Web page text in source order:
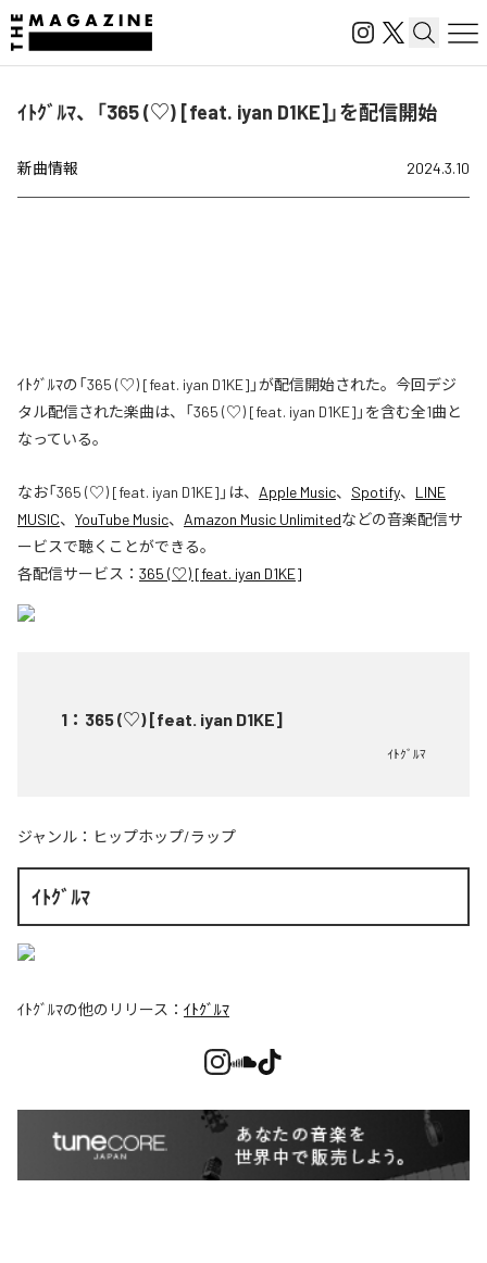
ｲﾄｸﾞﾙﾏ、「365 (♡) [feat. iyan D1KE]」を配信開始
新曲情報 2024.3.10
ｲﾄｸﾞﾙﾏの「365 (♡) [feat. iyan D1KE]」が配信開始された。今回デジ
タル配信された楽曲は、「365 (♡) [feat. iyan D1KE]」を含む全1曲と
なっている。
なお「365 (♡) [feat. iyan D1KE] 」は、 Apple Music、 Spotify、 LINE
MUSIC、 YouTube Music、 Amazon Music Unlimitedなどの音楽配信サ
ービスで聴くことができる。
各配信サービス： 365 (♡) [feat. iyan D1KE]
1 ： 365 (♡) [feat. iyan D1KE]
ｲﾄｸﾞﾙﾏ
ジャンル： ヒップホップ/ラップ
ｲﾄｸﾞﾙﾏ
ｲﾄｸﾞﾙﾏの他のリリース： ｲﾄｸﾞﾙﾏ